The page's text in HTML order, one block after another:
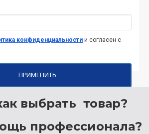
конфиденциальности и согласен с
ПРИМЕНИТЬ
выбрать товар?
профессионала?